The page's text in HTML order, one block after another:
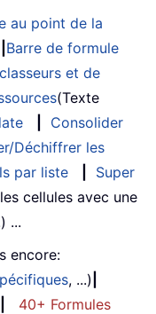
au point de la
Barre de formule
et de
(Texte
Consolider
Déchiffrer les
par liste
Super
cellules avec une
...
encore:
, ...)
40+ Formules